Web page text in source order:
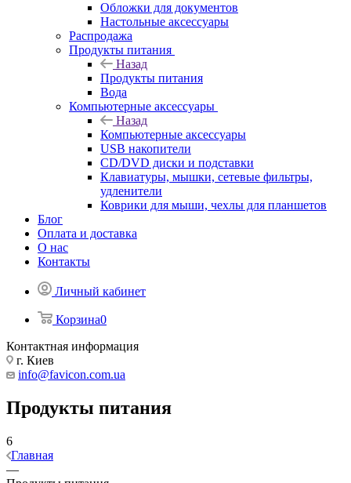
Обложки для документов
Настольные аксессуары
Распродажа
Продукты питания
Назад
Продукты питания
Вода
Компьютерные аксессуары
Назад
Компьютерные аксессуары
USB накопители
CD/DVD диски и подставки
Клавиатуры, мышки, сетевые фильтры,
удленители
Коврики для мыши, чехлы для планшетов
Блог
Оплата и доставка
О нас
Контакты
Личный кабинет
Корзина0
Контактная информация
г. Киев
info@favicon.com.ua
Продукты питания
6
Главная
—